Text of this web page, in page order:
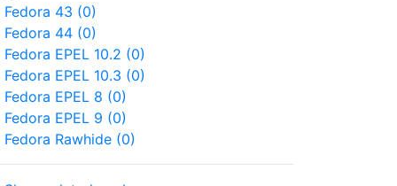
Fedora 43 (0)
Fedora 44 (0)
Fedora EPEL 10.2 (0)
Fedora EPEL 10.3 (0)
Fedora EPEL 8 (0)
Fedora EPEL 9 (0)
Fedora Rawhide (0)